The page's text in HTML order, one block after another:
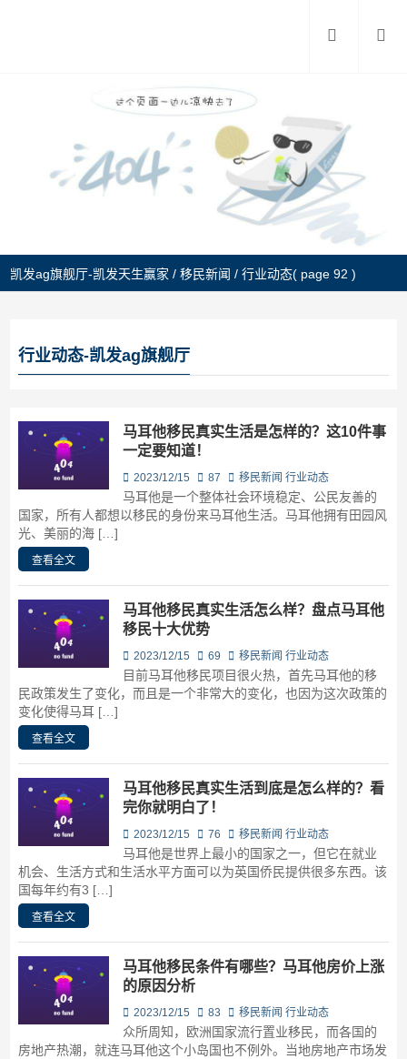
凯发ag旗舰厅-凯发天生赢家 /移民新闻 /行业动态( page 92 )
行业动态-凯发ag旗舰厅
马耳他移民真实生活是怎样的？这10件事
一定要知道！
2023/12/15 87 移民新闻 行业动态
马耳他是一个整体社会环境稳定、公民友善的
国家，所有人都想以移民的身份来马耳他生活。马耳他拥有田园风
光、美丽的海 […]
查看全文
马耳他移民真实生活怎么样？盘点马耳他
移民十大优势
2023/12/15 69 移民新闻 行业动态
目前马耳他移民项目很火热，首先马耳他的移
民政策发生了变化，而且是一个非常大的变化，也因为这次政策的
变化使得马耳 […]
查看全文
马耳他移民真实生活到底是怎么样的？看
完你就明白了！
2023/12/15 76 移民新闻 行业动态
马耳他是世界上最小的国家之一，但它在就业
机会、生活方式和生活水平方面可以为英国侨民提供很多东西。该
国每年约有3 […]
查看全文
马耳他移民条件有哪些？马耳他房价上涨
的原因分析
2023/12/15 83 移民新闻 行业动态
众所周知，欧洲国家流行置业移民，而各国的
房地产热潮，就连马耳他这个小岛国也不例外。当地房地产市场发